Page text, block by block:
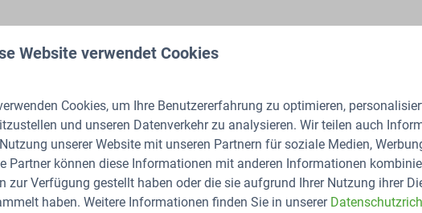
die Golfanlage Goese Golf. Dieser 18-Loch-Turnierplatz wurde 1995
sowie eine professionelle und aktive Golfschule.
unternehmen, zum Beispiel segeln, Seehunde beobachten oder
noch zu bieten hat.
Website verwendet Cookies
Cookies, um Ihre Benutzererfahrung zu optimieren,
und unseren Datenverkehr zu analysieren. Wir teilen auch
unserer Website mit unseren Partnern für soziale Medien,
Partner können diese Informationen mit anderen Informationen
zur Verfügung gestellt haben oder die sie aufgrund Ihrer Nutzung ihrer
haben. Weitere Informationen finden Sie in unserer